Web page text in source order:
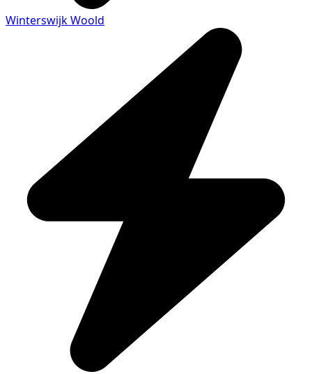
Winterswijk Woold